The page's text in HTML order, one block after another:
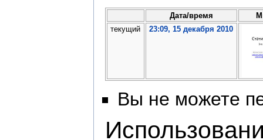
Дата/время
текущий
23:09, 15 декабря 2010
Вы не можете